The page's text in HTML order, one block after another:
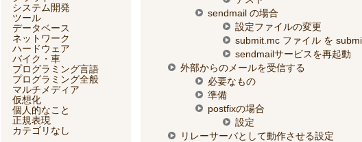
sendmail の場合
設定ファイルの変更
submit.mc ファイル を
sendmailサービスを再起動
外部からのメールを受信する
必要なもの
準備
postfixの場合
設定
リレーサーバとして動作させる設定
システム開発
ツール
データベース
ネットワーク
ハードウェア
バイク・車
プログラミング言語
プログラミング全般
マルチメディア
仮想化
個人的なこと
正規表現
カテゴリなし